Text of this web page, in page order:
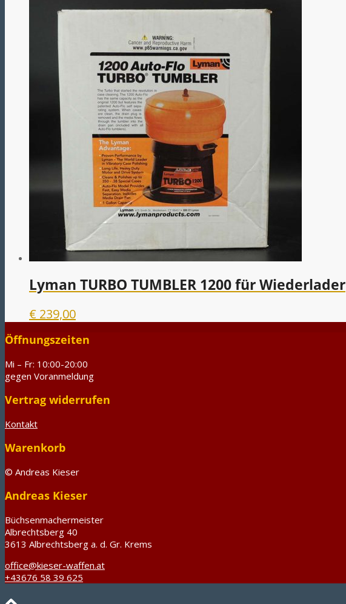
Lyman TURBO TUMBLER 1200 für Wiederlader
€ 239,00
Öffnungszeiten
Mi – Fr: 10:00-20:00
gegen Voranmeldung
Vertrag widerrufen
Kontakt
Warenkorb
© Andreas Kieser
Andreas Kieser
Büchsenmachermeister
Albrechtsberg 40
3613 Albrechtsberg a. d. Gr. Krems
office@kieser-waffen.at
+43676 58 39 625